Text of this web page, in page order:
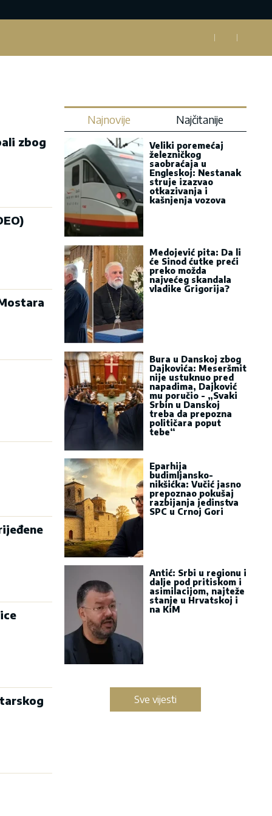
zbog
Najnovije Najčitanije
Veliki poremećaj
železničkog
saobraćaja u
Engleskoj: Nestanak
struje izazvao
otkazivanja i
kašnjenja vozova
Medojević pita: Da li
će Sinod ćutke preći
preko možda
najvećeg skandala
vladike Grigorija?
Bura u Danskoj zbog
Dajkovića: Meseršmit
nije ustuknuo pred
napadima, Dajković
mu poručio - „Svaki
Srbin u Danskoj
treba da prepozna
političara poput
tebe“
Eparhija
budimljansko-
nikšićka: Vučić jasno
prepoznao pokušaj
razbijanja jedinstva
SPC u Crnoj Gori
Antić: Srbi u regionu i
dalje pod pritiskom i
asimilacijom, najteže
stanje u Hrvatskoj i
na KiM
Sve vijesti